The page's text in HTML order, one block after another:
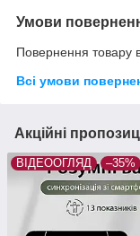
Умови
Повернення товару
Всі умови
Акційні
ВІДЕООГЛЯД –35%